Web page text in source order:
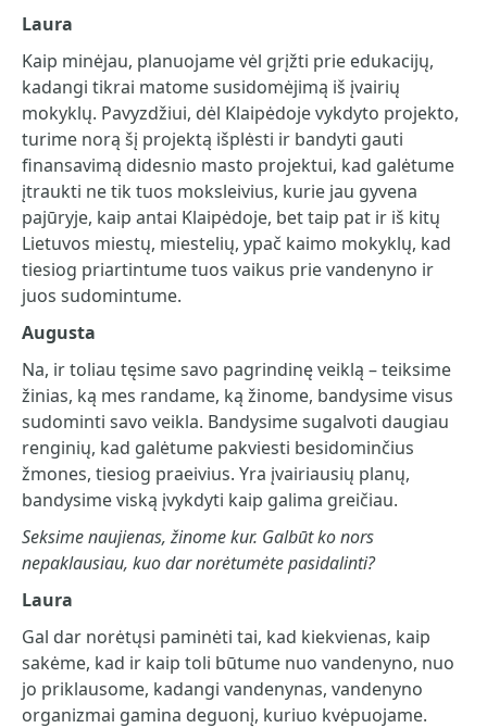
Laura
Kaip minėjau, planuojame vėl grįžti prie edukacijų,
kadangi tikrai matome susidomėjimą iš įvairių
mokyklų. Pavyzdžiui, dėl Klaipėdoje vykdyto projekto,
turime norą šį projektą išplėsti ir bandyti gauti
finansavimą didesnio masto projektui, kad galėtume
įtraukti ne tik tuos moksleivius, kurie jau gyvena
pajūryje, kaip antai Klaipėdoje, bet taip pat ir iš kitų
Lietuvos miestų, miestelių, ypač kaimo mokyklų, kad
tiesiog priartintume tuos vaikus prie vandenyno ir
juos sudomintume.
Augusta
Na, ir toliau tęsime savo pagrindinę veiklą – teiksime
žinias, ką mes randame, ką žinome, bandysime visus
sudominti savo veikla. Bandysime sugalvoti daugiau
renginių, kad galėtume pakviesti besidominčius
žmones, tiesiog praeivius. Yra įvairiausių planų,
bandysime viską įvykdyti kaip galima greičiau.
Seksime naujienas, žinome kur. Galbūt ko nors
nepaklausiau, kuo dar norėtumėte pasidalinti?
Laura
Gal dar norėtųsi paminėti tai, kad kiekvienas, kaip
sakėme, kad ir kaip toli būtume nuo vandenyno, nuo
jo priklausome, kadangi vandenynas, vandenyno
organizmai gamina deguonį, kuriuo kvėpuojame.